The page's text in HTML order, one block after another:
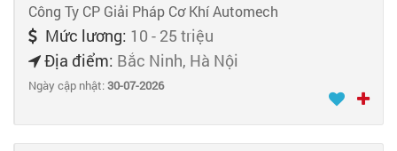
Công Ty CP Giải Pháp Cơ Khí Automech
Mức lương: 10 - 25 triệu
Địa điểm: Bắc Ninh, Hà Nội
Ngày cập nhật:30-07-2026